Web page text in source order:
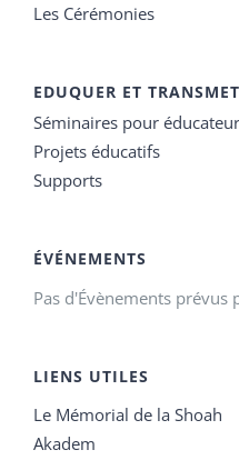
Les Cérémonies
EDUQUER ET
Séminaires pour
Projets éducatifs
Supports
ÉVÉNEMENTS
Pas d'Évènements prévus
LIENS UTILES
Le Mémorial de la Shoah
Akadem